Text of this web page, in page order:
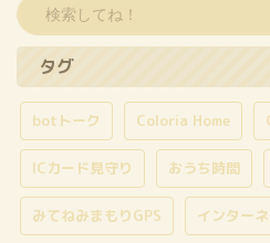
タグ
botトーク Coloria Home
ICカード見守り おうち時間
みてねみまもりGPS インター